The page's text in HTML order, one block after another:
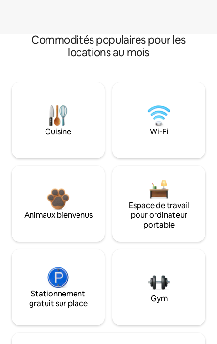
Commodités populaires pour les
locations au mois
Cuisine Wi-Fi
Animaux bienvenus
Espace de travail
pour ordinateur
portable
Stationnement
gratuit sur place
Gym